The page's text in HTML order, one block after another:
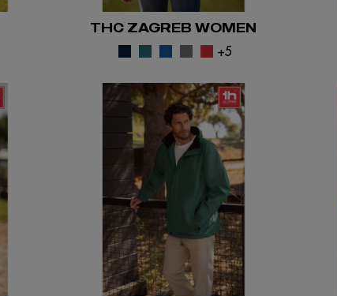
THC ZAGREB WOMEN
+5